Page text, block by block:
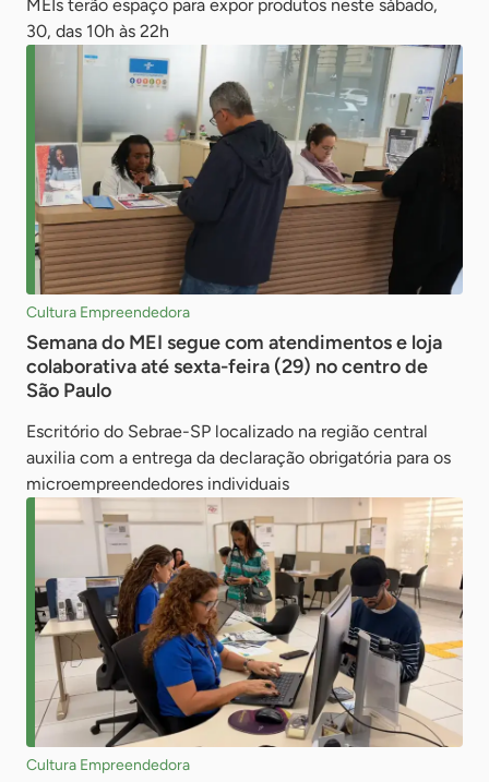
MEIs terão espaço para expor produtos neste sábado,
30, das 10h às 22h
Cultura Empreendedora
Semana do MEI segue com atendimentos e loja
colaborativa até sexta-feira (29) no centro de
São Paulo
Escritório do Sebrae-SP localizado na região central
auxilia com a entrega da declaração obrigatória para os
microempreendedores individuais
Cultura Empreendedora